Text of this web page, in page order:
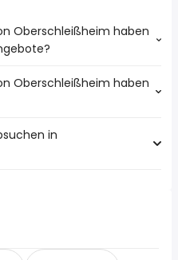
Oberschleißheim haben
mit den meisten
Oberschleißheim haben
mit den
in